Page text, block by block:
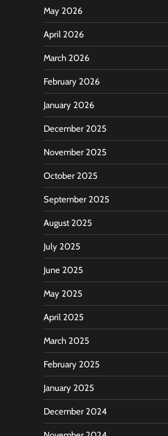
May 2026
April 2026
March 2026
February 2026
January 2026
December 2025
November 2025
October 2025
September 2025
August 2025
July 2025
June 2025
May 2025
April 2025
March 2025
February 2025
January 2025
December 2024